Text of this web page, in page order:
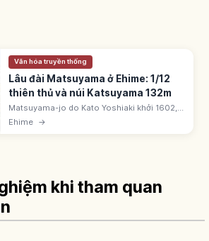
Văn hóa truyền thống
Lâu đài Matsuyama ở Ehime: 1/12
thiên thủ và núi Katsuyama 132m
Matsuyama-jo do Kato Yoshiaki khởi 1602,
xong 25 năm. Gia tộc Matsudaira 14 đời. 1/12
Ehime →
khi tham quan